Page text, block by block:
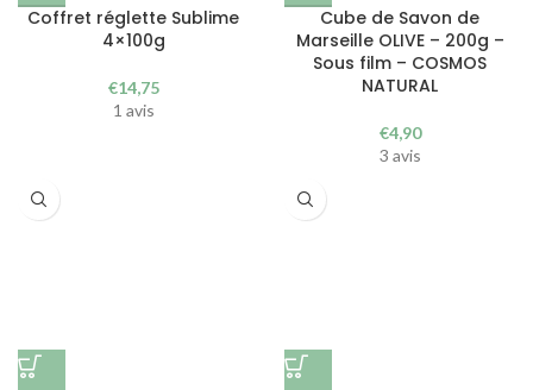
Coffret réglette Sublime
4×100g
€14,75
1 avis
Cube de Savon de
Marseille OLIVE – 200g –
Sous film – COSMOS
NATURAL
€4,90
3 avis